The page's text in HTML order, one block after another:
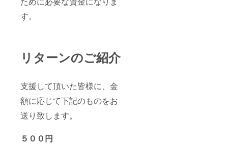
す。
リターンのご紹介
支援して頂いた皆様に、金
額に応じて下記のものをお
送り致します。
５００円